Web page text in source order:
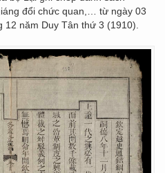
đổi chức quan,… từ ngày 03
năm Duy Tân thứ 3 (1910).